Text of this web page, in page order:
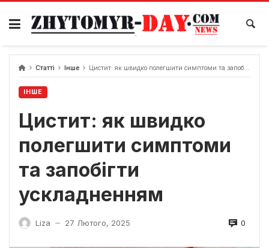
Skip
content
Статті Інше Цистит: як швидко полегшити симптоми та запобігти ускладненням
ІНШЕ
Цистит: як швидко
полегшити симптоми
та запобігти
ускладненням
Liza — 27 Лютого, 2025 0